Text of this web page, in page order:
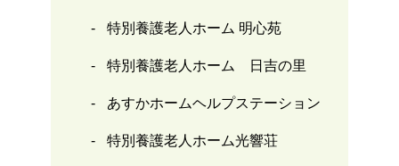
特別養護老人ホーム 明心苑
特別養護老人ホーム 日吉の里
あすかホームヘルプステーション
特別養護老人ホーム光響荘